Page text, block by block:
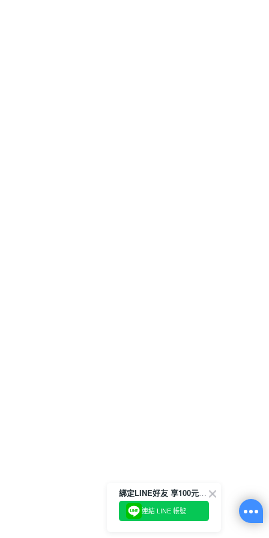
綁定LINE好友 享100元折價券
連結 LINE 帳號